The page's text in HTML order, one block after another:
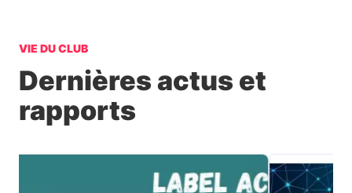
VIE DU CLUB
Dernières actus et
rapports